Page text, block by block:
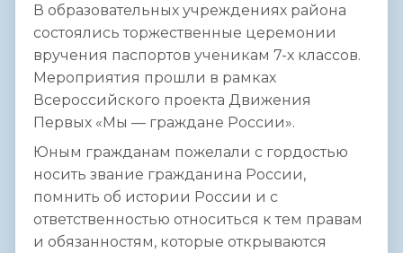
В образовательных учреждениях района
состоялись торжественные церемонии
вручения паспортов ученикам 7-х классов.
Мероприятия прошли в рамках
Всероссийского проекта Движения
Первых «Мы — граждане России».
Юным гражданам пожелали с гордостью
носить звание гражданина России,
помнить об истории России и с
ответственностью относиться к тем правам
и обязанностям, которые открываются